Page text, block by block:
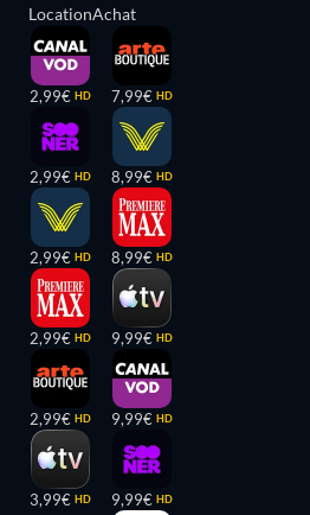
Location
2,99€ HD
2,99€ HD
2,99€ HD
2,99€ HD
2,99€ HD
3,99€ HD
Achat
7,99€ HD
8,99€ HD
8,99€ HD
9,99€ HD
9,99€ HD
9,99€ HD